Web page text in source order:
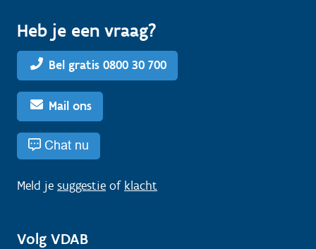
Heb je een vraag?
Bel gratis 0800 30 700
Mail ons
Chat nu
Meld je suggestie of klacht
Volg VDAB